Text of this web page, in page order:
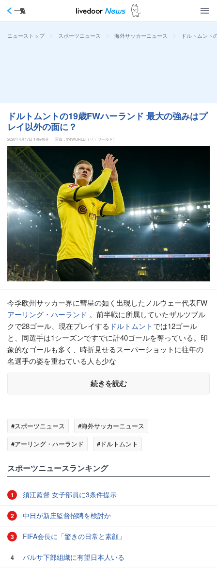
一覧
ニューストップ > スポーツニュース > 海外サッカーニュース > ドルトムント
ドルトムントの19歳FWハーランド 最大の強みはプ
レイ以外の面に？
2020年4月17日 17時40分 写真：theWORLD（ザ・ワールド）
今季欧州サッカー界に彗星の如く出現したノルウェー代表FW
アーリング・ハーランド 。前半戦に所属していたザルツブル
クで28ゴール、現在プレイする ドルトムントでは12ゴール
と、同選手は1シーズンですでに計40ゴールを奪っている。印
象的なゴールも多く、時折見せるスーパーショットに往年の
名選手の姿を重ねている人も少な
続きを読む
#スポーツニュース
#海外サッカーニュース
#アーリング・ハーランド
#ドルトムント
スポーツニュースランキング
1 須江監督 女子部員に3条件提示
2 中日が新庄監督招聘を検討か
3 FIFA会長に「驚きの日常と素顔」
4 バルサ下部組織に有望日本人いる